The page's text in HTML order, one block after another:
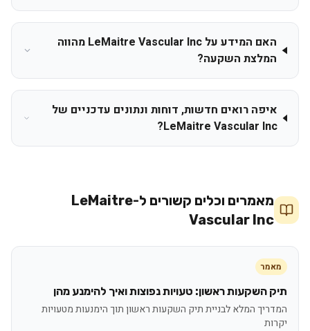
האם המידע על LeMaitre Vascular Inc מהווה
המלצת השקעה?
איפה רואים חדשות, דוחות ונתונים עדכניים של
LeMaitre Vascular Inc?
מאמרים וכלים קשורים ל-LeMaitre
Vascular Inc
מאמר
תיק השקעות ראשון: טעויות נפוצות ואיך להימנע מהן
המדריך המלא לבניית תיק השקעות ראשון תוך הימנעות מטעויות
יקרות